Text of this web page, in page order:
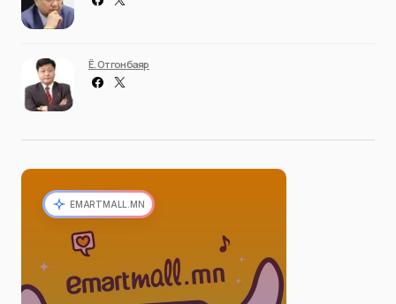
Ё. Отгонбаяр
EMARTMALL.MN